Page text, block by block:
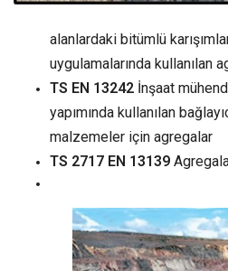
alanlardaki bitümlü
uygulamalarında kullanılan
TS EN 13242 İnşaat
yapımında kullanılan
malzemeler için agregalar
TS 2717 EN 13139